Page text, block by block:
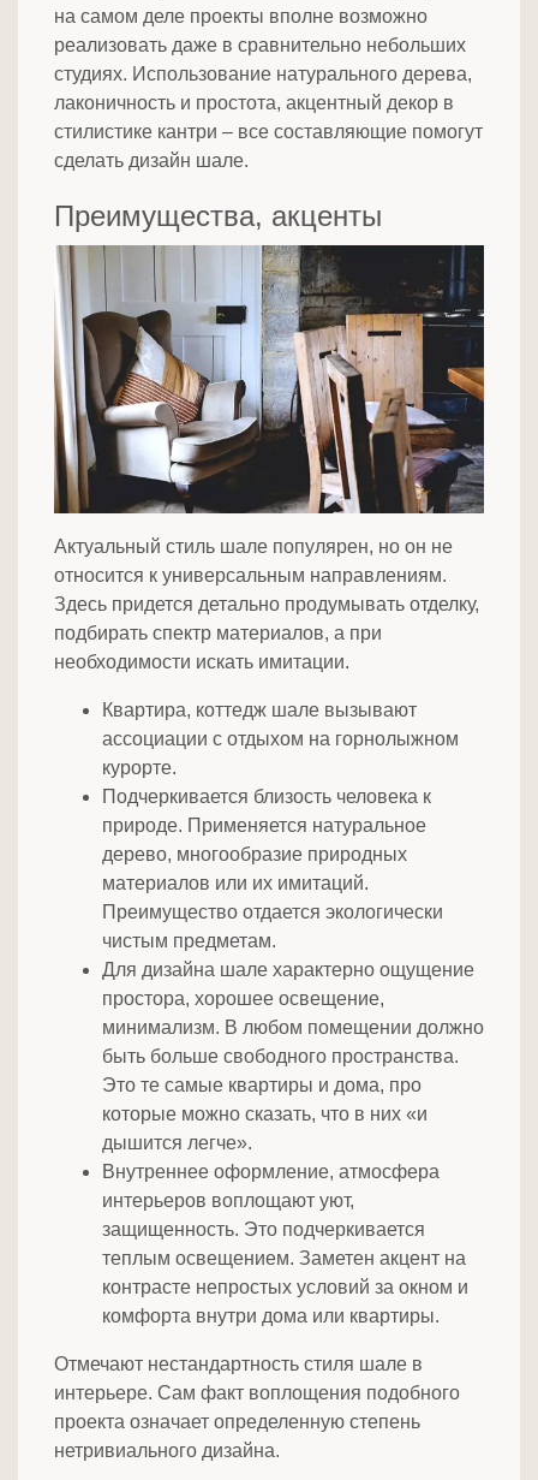
на самом деле проекты вполне возможно
реализовать даже в сравнительно небольших
студиях. Использование натурального дерева,
лаконичность и простота, акцентный декор в
стилистике кантри – все составляющие помогут
сделать дизайн шале.
Преимущества, акценты
Актуальный стиль шале популярен, но он не
относится к универсальным направлениям.
Здесь придется детально продумывать отделку,
подбирать спектр материалов, а при
необходимости искать имитации.
Квартира, коттедж шале вызывают
ассоциации с отдыхом на горнолыжном
курорте.
Подчеркивается близость человека к
природе. Применяется натуральное
дерево, многообразие природных
материалов или их имитаций.
Преимущество отдается экологически
чистым предметам.
Для дизайна шале характерно ощущение
простора, хорошее освещение,
минимализм. В любом помещении должно
быть больше свободного пространства.
Это те самые квартиры и дома, про
которые можно сказать, что в них «и
дышится легче».
Внутреннее оформление, атмосфера
интерьеров воплощают уют,
защищенность. Это подчеркивается
теплым освещением. Заметен акцент на
контрасте непростых условий за окном и
комфорта внутри дома или квартиры.
Отмечают нестандартность стиля шале в
интерьере. Сам факт воплощения подобного
проекта означает определенную степень
нетривиального дизайна.